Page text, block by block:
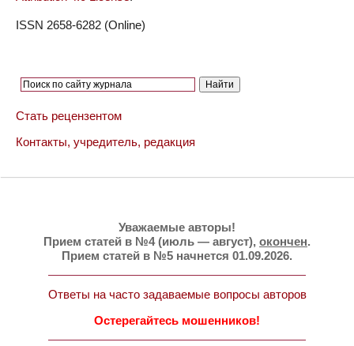
ISSN 2658-6282 (Online)
Стать рецензентом
Контакты, учредитель, редакция
Уважаемые авторы!
Прием статей в №4 (июль — август), окончен.
Прием статей в №5 начнется 01.09.2026.
Ответы на часто задаваемые вопросы авторов
Остерегайтесь мошенников!